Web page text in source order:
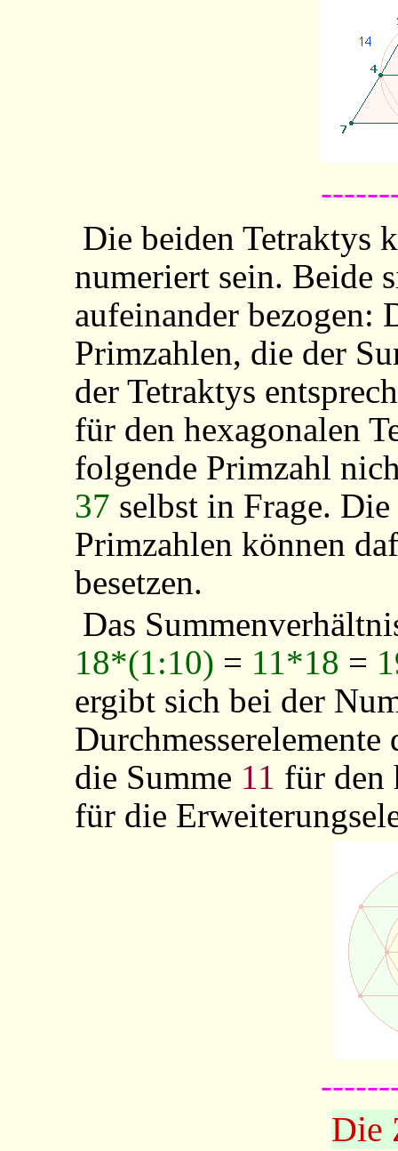
Die beiden Tetraktys
numeriert sein. Beide
aufeinander bezogen:
Primzahlen, die der
der Tetraktys
für den hexagonalen
folgende Primzahl
37 selbst in Frage.
Primzahlen können
besetzen.
Das
18*(1:10) = 11*18 =
ergibt sich bei der
die Summe 11 für den
für die
Die